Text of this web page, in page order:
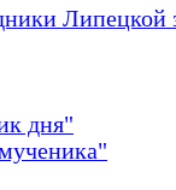
Липецкой
дня"